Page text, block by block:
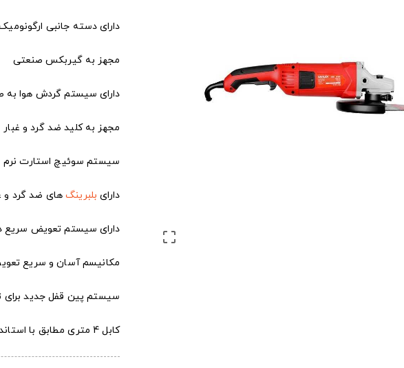

دارای دسته جانبی
مجهز به گیربکس صنعتی
دارای سیستم گردش هوا
مجهز به کلید ضد گرد و غبار
سیستم سوئیچ استارت نرم
دارای بلبرینگهای ضد گرد و
دارای سیستم تعویض
مکانیسم آسان و سریع
سیستم پین قفل جدید
کابل 4 متری مطابق با استاندارد VDE آلمان